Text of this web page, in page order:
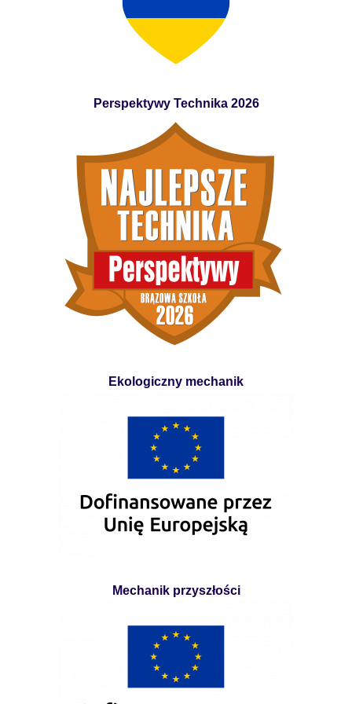
Perspektywy Technika 2026
Ekologiczny mechanik
Mechanik przyszłości